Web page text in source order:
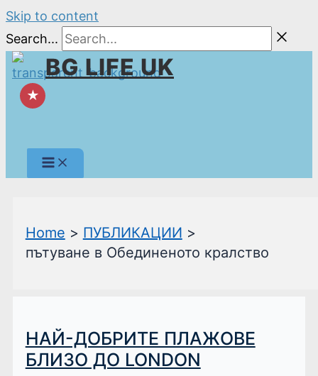
Skip to content
Search...
BG LIFE UK
★
Home
ПУБЛИКАЦИИ
пътуване в Обединеното кралство
НАЙ-ДОБРИТЕ ПЛАЖОВЕ
БЛИЗО ДО LONDON